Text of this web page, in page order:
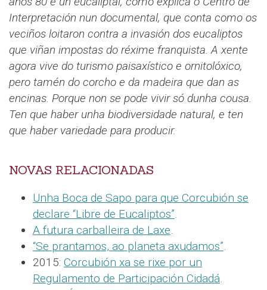
Interpretación nun documental, que conta como os
veciños loitaron contra a invasión dos eucaliptos
que viñan impostas do réxime franquista. A xente
agora vive do turismo paisaxístico e ornitolóxico,
pero tamén do corcho e da madeira que dan as
encinas. Porque non se pode vivir só dunha cousa.
Ten que haber unha biodiversidade natural, e ten
que haber variedade para producir.
NOVAS RELACIONADAS
Unha Boca de Sapo para que Corcubión se
declare “Libre de Eucaliptos”.
A futura carballeira de Laxe.
“Se prantamos, ao planeta axudamos”.
2015: Corcubión xa se rixe por un
Regulamento de Participación Cidadá.